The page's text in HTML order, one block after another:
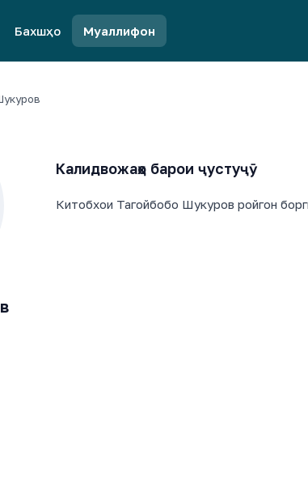
Бахшҳо Муаллифон
Калидвожаҳо барои ҷустуҷӯ
Китобхои Тагойбобо Шукуров ройгон